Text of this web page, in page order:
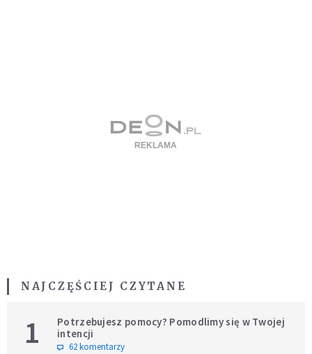
NAJCZĘŚCIEJ CZYTANE
1
Potrzebujesz pomocy? Pomodlimy się w Twojej
intencji
62 komentarzy